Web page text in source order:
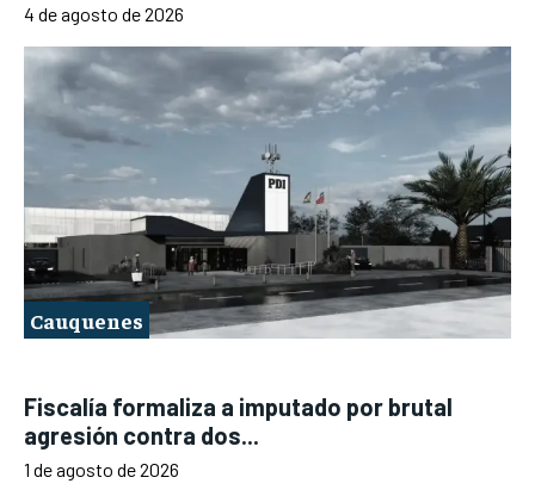
4 de agosto de 2026
Cauquenes
Fiscalía formaliza a imputado por brutal
agresión contra dos...
1 de agosto de 2026